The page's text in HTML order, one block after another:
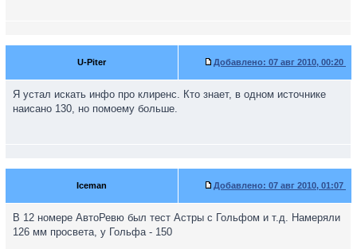
U-Piter Добавлено: 07 авг 2010, 00:20
Я устал искать инфо про клиренс. Кто знает, в одном источнике
наисано 130, но помоему больше.
Iceman Добавлено: 07 авг 2010, 01:07
В 12 номере АвтоРевю был тест Астры с Гольфом и т.д. Намеряли
126 мм просвета, у Гольфа - 150